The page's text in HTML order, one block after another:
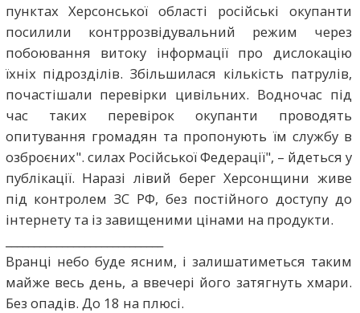
пунктах Херсонської області російські окупанти
посилили контррозвідувальний режим через
побоювання витоку інформації про дислокацію
їхніх підрозділів. Збільшилася кількість патрулів,
почастішали перевірки цивільних. Водночас під
час таких перевірок окупанти проводять
опитування громадян та пропонують їм службу в
озброєних". силах Російської Федерації", – йдеться у
публікації. Наразі лівий берег Херсонщини живе
під контролем ЗС РФ, без постійного доступу до
інтернету та із завищеними цінами на продукти.
Вранці небо буде ясним, і залишатиметься таким
майже весь день, а ввечері його затягнуть хмари.
Без опадів. До 18 на плюсі.